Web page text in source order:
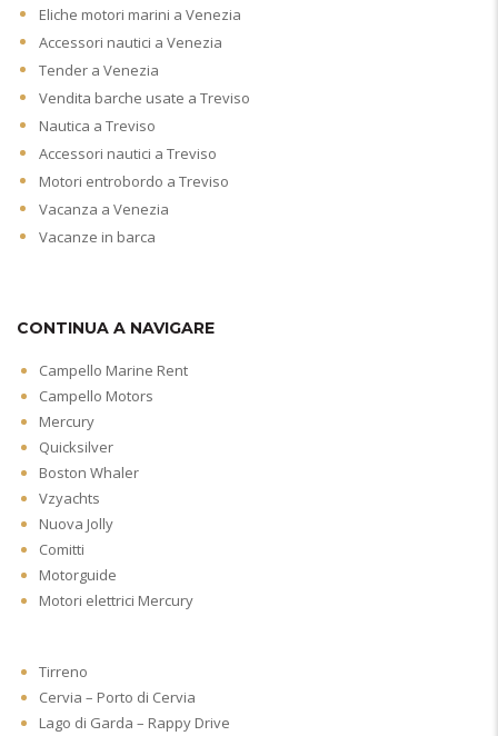
Eliche motori marini a Venezia
Accessori nautici a Venezia
Tender a Venezia
Vendita barche usate a Treviso
Nautica a Treviso
Accessori nautici a Treviso
Motori entrobordo a Treviso
Vacanza a Venezia
Vacanze in barca
CONTINUA A NAVIGARE
Campello Marine Rent
Campello Motors
Mercury
Quicksilver
Boston Whaler
Vzyachts
Nuova Jolly
Comitti
Motorguide
Motori elettrici Mercury
Tirreno
Cervia – Porto di Cervia
Lago di Garda – Rappy Drive